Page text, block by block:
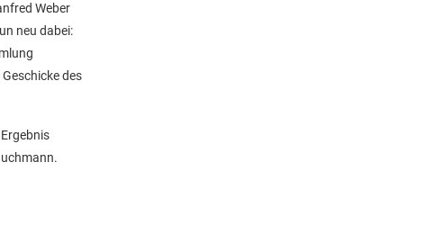
Weber
neu dabei:
des